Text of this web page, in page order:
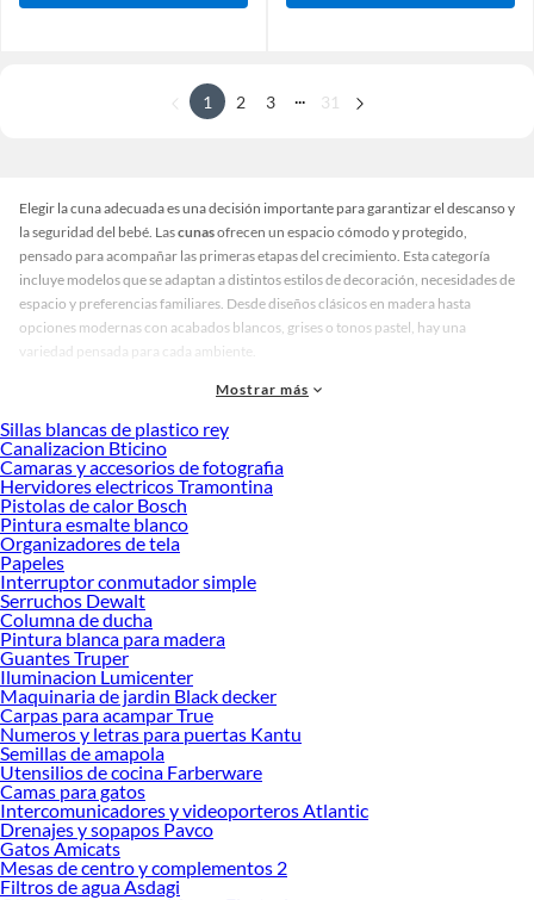
1 2 3 31
Elegir la cuna adecuada es una decisión importante para garantizar el descanso y
la seguridad del bebé. Lascunasofrecen un espacio cómodo y protegido,
pensado para acompañar las primeras etapas del crecimiento. Esta categoría
incluye modelos que se adaptan a distintos estilos de decoración, necesidades de
espacio y preferencias familiares. Desde diseños clásicos en madera hasta
opciones modernas con acabados blancos, grises o tonos pastel, hay una
variedad pensada para cada ambiente.
Además del diseño, las cunas se diferencian por su funcionalidad. Algunas
convertirse en camas infantiles. Esto permite que el mueble evolucione junto
con el niño, ofreciendo mayor durabilidad y valor a largo plazo. También hay
modelos compactos ideales para espacios reducidos, así como versiones más
amplias para quienes buscan mayor comodidad. La elección dependerá del uso
que se le quiera dar y del entorno en el que se instalará.
Si estás preparando el cuarto del bebé o renovando el mobiliario infantil, esta
categoría es una excelente opción para comenzar. Las cunas combinan
seguridad, diseño y practicidad, posicionándose como una alternativa confiable
frente a otras soluciones de descanso. Descubre cuál se adapta mejor a ti y
conoce más sobre sus beneficios. Explora nuestras colecciones disponibles y
encuentra el modelo que acompañará a tu bebé en sus primeros sueños.
Calculadoras
Humidificadores
Corral de Bebé
Mecedoras para bebés
Sillas de Comer
Pinturas Acrílicas y Acuarelas
Baño bebé
Cuna Colecho
Rodilleras
Mostrar más
Sillas blancas de plastico rey
Canalizacion Bticino
Camaras y accesorios de fotografia
Hervidores electricos Tramontina
Pistolas de calor Bosch
Pintura esmalte blanco
Organizadores de tela
Papeles
Interruptor conmutador simple
Serruchos Dewalt
Columna de ducha
Pintura blanca para madera
Guantes Truper
Iluminacion Lumicenter
Maquinaria de jardin Black decker
Carpas para acampar True
Numeros y letras para puertas Kantu
Semillas de amapola
Utensilios de cocina Farberware
Camas para gatos
Intercomunicadores y videoporteros Atlantic
Drenajes y sopapos Pavco
Gatos Amicats
Mesas de centro y complementos 2
Filtros de agua Asdagi